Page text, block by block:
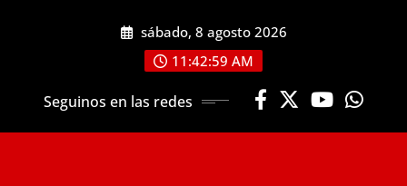
sábado, 8 agosto 2026
11:43:00 AM
Seguinos en las redes